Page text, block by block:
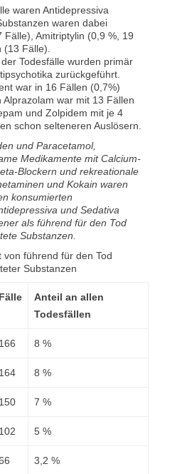
waren Antidepressiva
waren dabei
Fälle), Amitriptylin (0,9 %, 19
(13 Fälle).
Todesfälle wurden primär
zurückgeführt.
war in 16 Fällen (0,7%)
war mit 13 Fällen
und Zolpidem mit je 4
schon selteneren Auslösern.
und Paracetamol,
Medikamente mit Calcium-
Blockern und rekreationale
und Kokain waren
konsumierten
und Sedativa
als führend für den Tod
Substanzen.
von führend für den Tod
Substanzen
Fälle
Anteil an allen
Todesfällen
166 8 %
164 8 %
150 7 %
102 5 %
3,2 %